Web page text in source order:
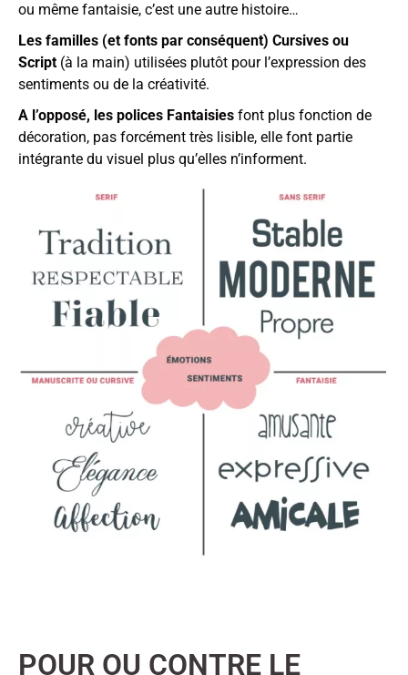
ou même fantaisie, c’est une autre histoire…
Les familles (et fonts par conséquent) Cursives ou
Script (à la main) utilisées plutôt pour l’expression des
sentiments ou de la créativité.
A l’opposé, les polices Fantaisies font plus fonction de
décoration, pas forcément très lisible, elle font partie
intégrante du visuel plus qu’elles n’informent.
POUR OU CONTRE LE